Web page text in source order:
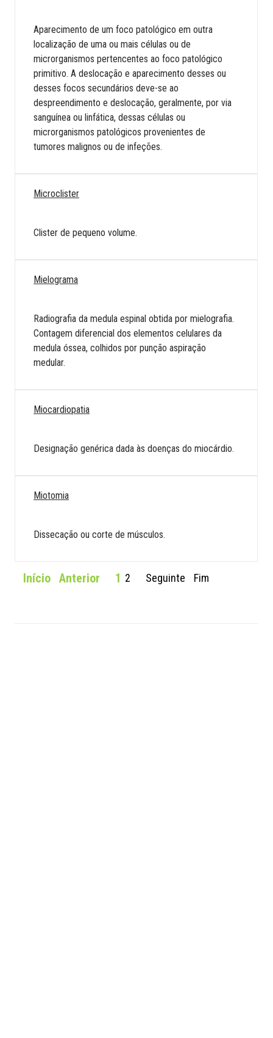
Aparecimento de um foco patológico em outra
localização de uma ou mais células ou de
microrganismos pertencentes ao foco patológico
primitivo. A deslocação e aparecimento desses ou
desses focos secundários deve-se ao
despreendimento e deslocação, geralmente, por via
sanguínea ou linfática, dessas células ou
microrganismos patológicos provenientes de
tumores malignos ou de infeções.
Microclister
Clister de pequeno volume.
Mielograma
Radiografia da medula espinal obtida por mielografia.
Contagem diferencial dos elementos celulares da
medula óssea, colhidos por punção aspiração
medular.
Miocardiopatia
Designação genérica dada às doenças do miocárdio.
Miotomia
Dissecação ou corte de músculos.
Início Anterior 1 2 Seguinte Fim